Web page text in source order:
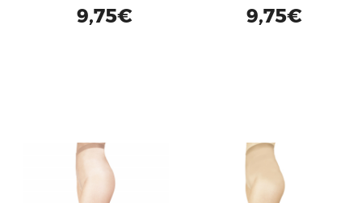
9,75€ 9,75€